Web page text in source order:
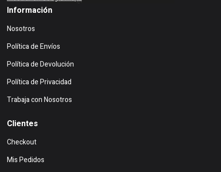
Información
Nosotros
Política de Envíos
Política de Devolución
Política de Privacidad
Trabaja con Nosotros
Clientes
Checkout
Mis Pedidos